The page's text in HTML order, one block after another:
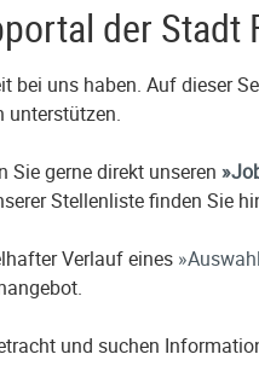
der Stadt
bei uns haben. Auf dieser
unterstützen.
Sie gerne direkt unseren
Stellenliste finden Sie
Verlauf eines
und suchen